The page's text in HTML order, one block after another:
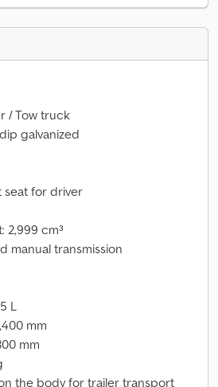
/ Tow truck
galvanized
seat for driver
2,999 cm³
manual transmission
L
mm
mm
the body for trailer transport